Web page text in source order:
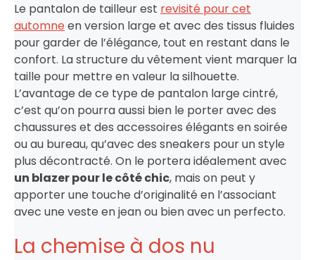
Le pantalon de tailleur est revisité pour cet
automneen version large et avec des tissus fluides
pour garder de l’élégance, tout en restant dans le
confort. La structure du vêtement vient marquer la
taille pour mettre en valeur la silhouette.
L’avantage de ce type de pantalon large cintré,
c’est qu’on pourra aussi bien le porter avec des
chaussures et des accessoires élégants en soirée
ou au bureau, qu’avec des sneakers pour un style
plus décontracté. On le portera idéalement avec
un blazer pour le côté chic, mais on peut y
apporter une touche d’originalité en l’associant
avec une veste en jean ou bien avec un perfecto.
La chemise à dos nu